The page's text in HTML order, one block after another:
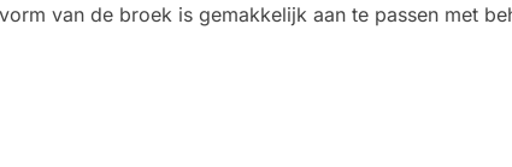
van de broek is gemakkelijk aan te passen met